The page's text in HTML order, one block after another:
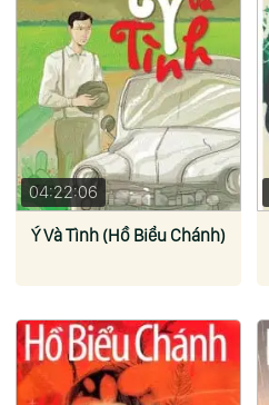
04:22:06
Ý Và Tình (Hồ Biểu Chánh)